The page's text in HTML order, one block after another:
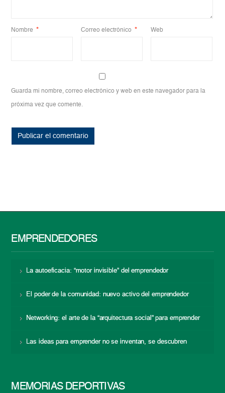
Nombre * Correo electrónico * Web
Guarda mi nombre, correo electrónico y web en este navegador para la
próxima vez que comente.
EMPRENDEDORES
La autoeficacia: “motor invisible” del emprendedor
El poder de la comunidad: nuevo activo del emprendedor
Networking: el arte de la “arquitectura social” para emprender
Las ideas para emprender no se inventan, se descubren
MEMORIAS DEPORTIVAS